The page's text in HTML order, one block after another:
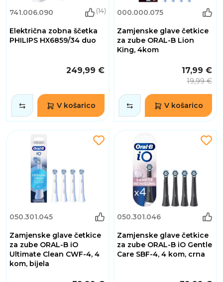
741.006.090 (14)
Električna zobna ščetka
PHILIPS HX6859/34 duo
249,99 €
V košarico
000.000.075
Zamjenske glave četkice
za zube ORAL-B Lion
King, 4kom
17,99 €
19,99 €
V košarico
050.301.045
Zamjenske glave četkice
za zube ORAL-B iO
Ultimate Clean CWF-4, 4
kom, bijela
050.301.046
Zamjenske glave četkice
za zube ORAL-B iO Gentle
Care SBF-4, 4 kom, crna